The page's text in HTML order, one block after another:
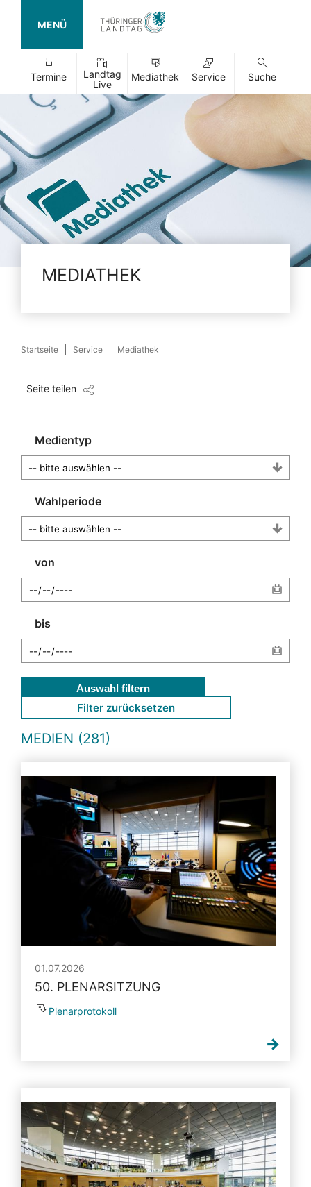
MENÜ
Termine
Landtag
Live
Mediathek Service Suche
MEDIATHEK
Startseite Service Mediathek
Seite teilen
Medientyp
Wahlperiode
von
bis
Auswahl filtern
Filter zurücksetzen
MEDIEN (281)
01.07.2026
50. PLENARSITZUNG
Plenarprotokoll